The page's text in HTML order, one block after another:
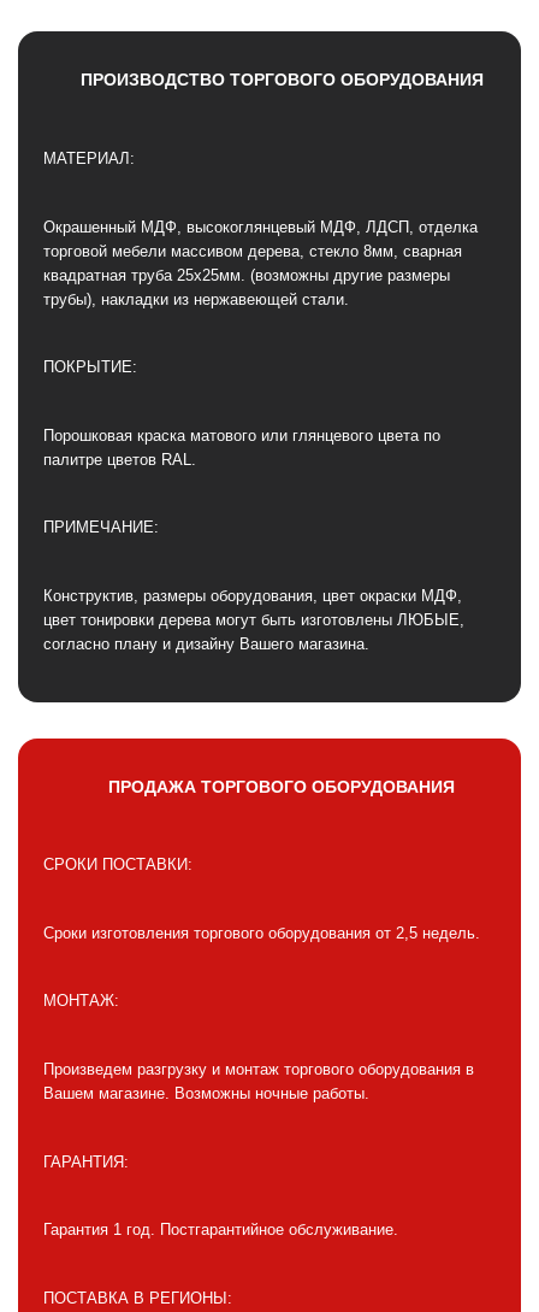
ПРОИЗВОДСТВО ТОРГОВОГО ОБОРУДОВАНИЯ
МАТЕРИАЛ:
Окрашенный МДФ, высокоглянцевый МДФ, ЛДСП, отделка
торговой мебели массивом дерева, стекло 8мм, сварная
квадратная труба 25х25мм. (возможны другие размеры
трубы), накладки из нержавеющей стали.
ПОКРЫТИЕ:
Порошковая краска матового или глянцевого цвета по
палитре цветов RAL.
ПРИМЕЧАНИЕ:
Конструктив, размеры оборудования, цвет окраски МДФ,
цвет тонировки дерева могут быть изготовлены ЛЮБЫЕ,
согласно плану и дизайну Вашего магазина.
ПРОДАЖА ТОРГОВОГО ОБОРУДОВАНИЯ
СРОКИ ПОСТАВКИ:
Сроки изготовления торгового оборудования от 2,5 недель.
МОНТАЖ:
Произведем разгрузку и монтаж торгового оборудования в
Вашем магазине. Возможны ночные работы.
ГАРАНТИЯ:
Гарантия 1 год. Постгарантийное обслуживание.
ПОСТАВКА В РЕГИОНЫ: